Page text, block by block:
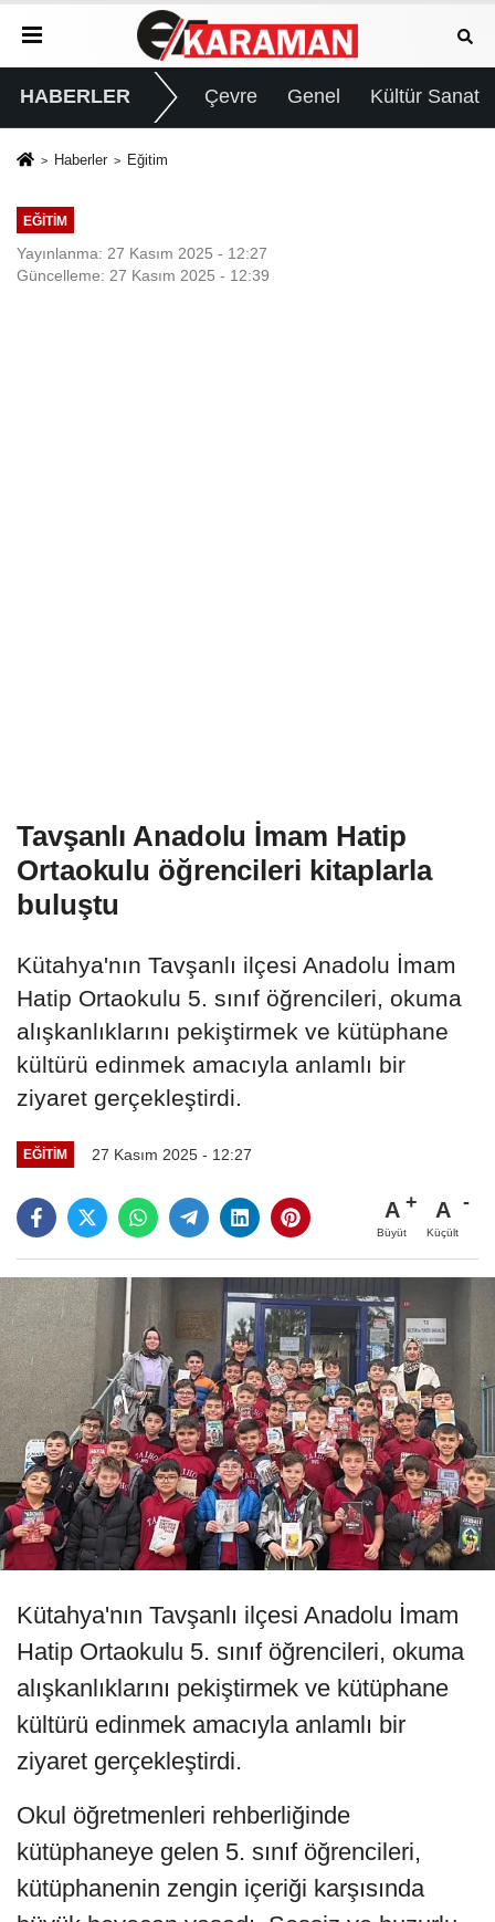
HABERLER Çevre Genel Kültür Sanat
Haberler Eğitim
EĞITIM
Yayınlanma: 27 Kasım 2025 - 12:27
Güncelleme: 27 Kasım 2025 - 12:39
Tavşanlı Anadolu İmam Hatip
Ortaokulu öğrencileri kitaplarla
buluştu
Kütahya'nın Tavşanlı ilçesi Anadolu İmam
Hatip Ortaokulu 5. sınıf öğrencileri, okuma
alışkanlıklarını pekiştirmek ve kütüphane
kültürü edinmek amacıyla anlamlı bir
ziyaret gerçekleştirdi.
EĞITIM 27 Kasım 2025 - 12:27
A
Büyüt
A
Küçült
Kütahya'nın Tavşanlı ilçesi Anadolu İmam
Hatip Ortaokulu 5. sınıf öğrencileri, okuma
alışkanlıklarını pekiştirmek ve kütüphane
kültürü edinmek amacıyla anlamlı bir
ziyaret gerçekleştirdi.
Okul öğretmenleri rehberliğinde
kütüphaneye gelen 5. sınıf öğrencileri,
kütüphanenin zengin içeriği karşısında